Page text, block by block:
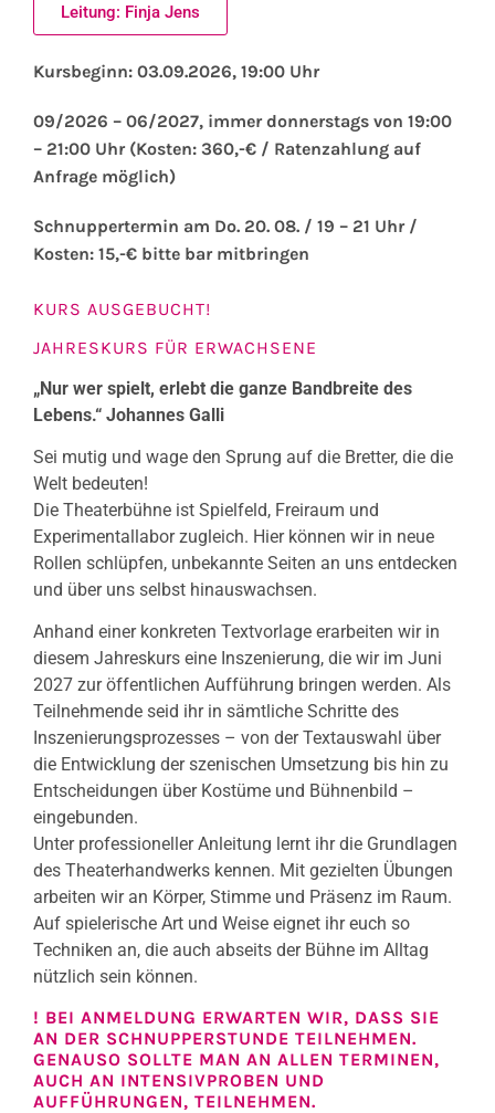
Leitung: Finja Jens
Kursbeginn: 03.09.2026, 19:00 Uhr
09/2026 – 06/2027, immer donnerstags von 19:00
– 21:00 Uhr (Kosten: 360,-€ / Ratenzahlung auf
Anfrage möglich)
Schnuppertermin am Do. 20. 08. / 19 – 21 Uhr /
Kosten: 15,-€ bitte bar mitbringen
KURS AUSGEBUCHT!
JAHRESKURS FÜR ERWACHSENE
„Nur wer spielt, erlebt die ganze Bandbreite des
Lebens.“ Johannes Galli
Sei mutig und wage den Sprung auf die Bretter, die die
Welt bedeuten!
Die Theaterbühne ist Spielfeld, Freiraum und
Experimentallabor zugleich. Hier können wir in neue
Rollen schlüpfen, unbekannte Seiten an uns entdecken
und über uns selbst hinauswachsen.
Anhand einer konkreten Textvorlage erarbeiten wir in
diesem Jahreskurs eine Inszenierung, die wir im Juni
2027 zur öffentlichen Aufführung bringen werden. Als
Teilnehmende seid ihr in sämtliche Schritte des
Inszenierungsprozesses – von der Textauswahl über
die Entwicklung der szenischen Umsetzung bis hin zu
Entscheidungen über Kostüme und Bühnenbild –
eingebunden.
Unter professioneller Anleitung lernt ihr die Grundlagen
des Theaterhandwerks kennen. Mit gezielten Übungen
arbeiten wir an Körper, Stimme und Präsenz im Raum.
Auf spielerische Art und Weise eignet ihr euch so
Techniken an, die auch abseits der Bühne im Alltag
nützlich sein können.
! BEI ANMELDUNG ERWARTEN WIR, DASS SIE
AN DER SCHNUPPERSTUNDE TEILNEHMEN.
GENAUSO SOLLTE MAN AN ALLEN TERMINEN,
AUCH AN INTENSIVPROBEN UND
AUFFÜHRUNGEN, TEILNEHMEN.